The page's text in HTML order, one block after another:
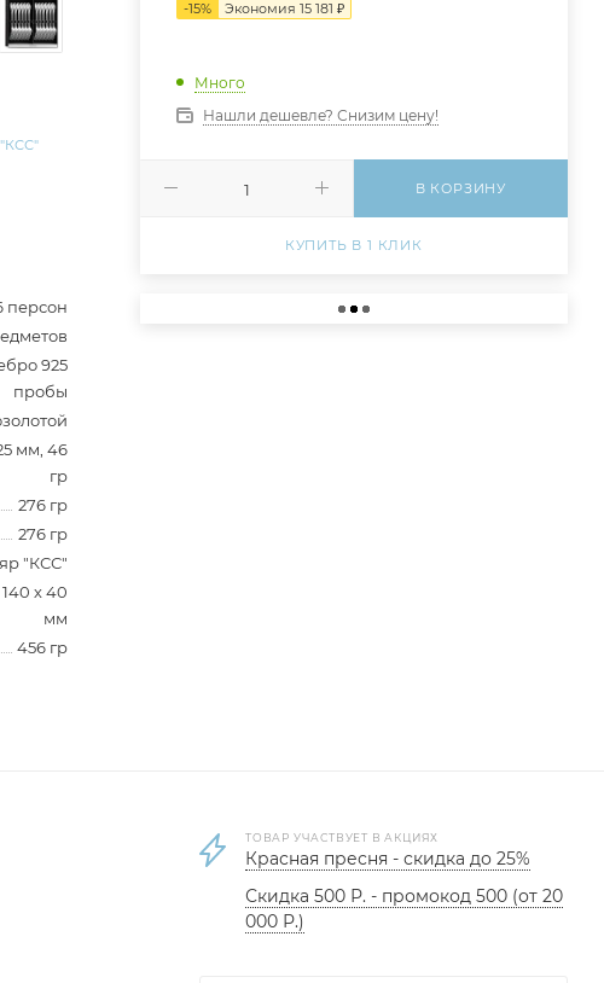
персон
925
пробы
мм, 46
гр
276 гр
276 гр
"КСС"
х 40
мм
456 гр
-15% Экономия 15 181 ₽
Много
Нашли дешевле? Снизим цену!
В КОРЗИНУ
КУПИТЬ В 1 КЛИК
ТОВАР УЧАСТВУЕТ В АКЦИЯХ
Красная пресня - скидка до 25%
Скидка 500 Р. - промокод 500 (от 20
000 Р.)